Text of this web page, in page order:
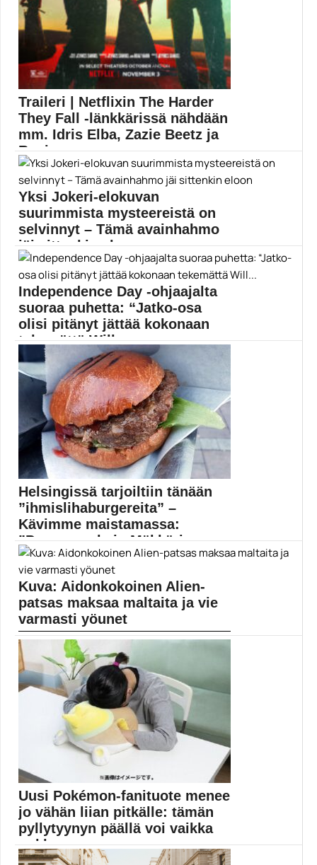
Traileri | Netflixin The Harder
They Fall -länkkärissä nähdään
mm. Idris Elba, Zazie Beetz ja
Regina...
The Harder They Fall nähdään marraskuun alussa.
Netflix...
Elokuvat
Yksi Jokeri-elokuvan
suurimmista mysteereistä on
selvinnyt – Tämä avainhahmo
jäi sittenkin eloon
Varoitus: Luvassa juonipaljastuksia Jokeri-elokuvasta.
Kuten Joaquin Phoenixin tähdittämän...
Elokuvauutiset
Independence Day -ohjaajalta
suoraa puhetta: “Jatko-osa
olisi pitänyt jättää kokonaan
tekemättä Will...
Tehostespekaatteli Independence Day sai hirveän
vääntämisen jälkeen jatko-osan...
Elokuvauutiset
Helsingissä tarjoiltiin tänään
”ihmislihaburgereita” –
Kävimme maistamassa:
”Parempaa kuin Mäkkäriss...
Suomalaismediat uutisoivat syys-lokakuun vaihteessa
laajalti Helsingissä pian avattavasta...
Elokuva-artikkelit
Kuva: Aidonkokoinen Alien-
patsas maksaa maltaita ja vie
varmasti yöunet
Juuri markkinoille saapunut keräilypatsas on kuin
kotonaan todellisen...
Alien
Uusi Pokémon-fanituote menee
jo vähän liian pitkälle: tämän
pyllytyynyn päällä voi vaikka
nukkua